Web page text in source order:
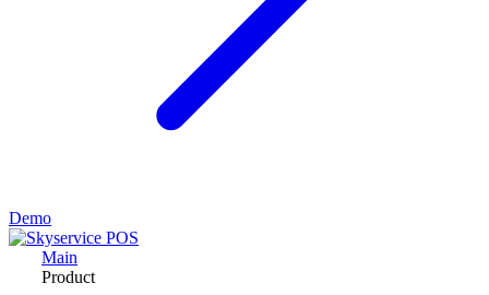
Demo
Main
Product